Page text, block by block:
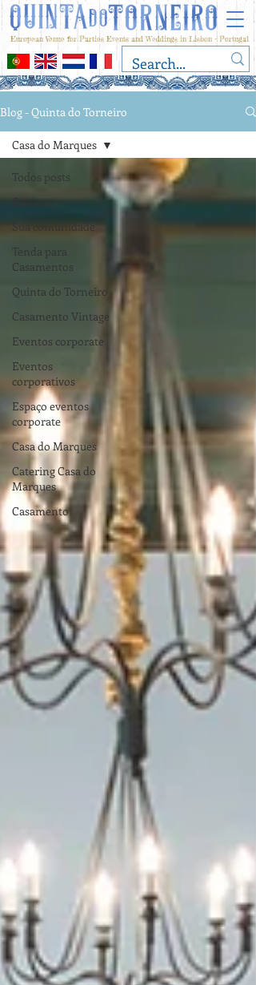
European Venue for Parties Events and Weddings in Lisbon - Portugal
Blog - Quinta do Torneiro
Todos posts
Começar
Sua comunidade
Tenda para
Casamentos
Quinta do Torneiro
Casamento Vintage
Eventos corporate
Eventos
corporativos
Espaço eventos
corporate
Casa do Marques
Catering Casa do
Marques
Casamento
Casa do Marques